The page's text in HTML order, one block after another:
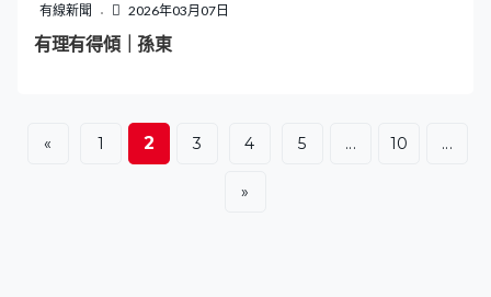
有線新聞 2026年03月07日
有理有得傾｜孫東
« 1 2 3 4 5 ... 10 ...
»